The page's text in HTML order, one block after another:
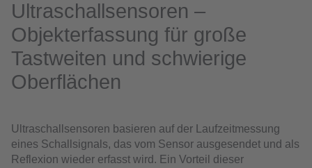
Ultraschallsensoren –
Objekterfassung für große
Tastweiten und schwierige
Oberflächen
Ultraschallsensoren basieren auf der Laufzeitmessung
eines Schallsignals, das vom Sensor ausgesendet und als
Reflexion wieder erfasst wird. Ein Vorteil dieser